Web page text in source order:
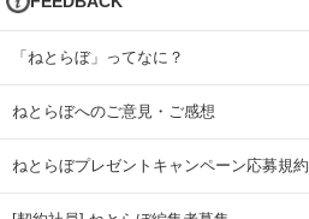
「ねとらぼ」ってなに？
ねとらぼへのご意見・ご感想
ねとらぼプレゼントキャンペーン応募規約